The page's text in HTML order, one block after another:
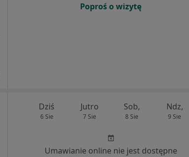
Poproś o wizytę
Dziś
6 Sie
Jutro
7 Sie
Sob,
8 Sie
Ndz,
9 Sie
Umawianie online nie jest dostępne